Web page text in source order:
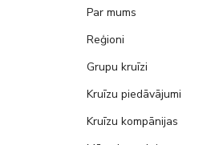
Par mums
Reģioni
Grupu kruīzi
Kruīzu piedāvājumi
Kruīzu kompānijas